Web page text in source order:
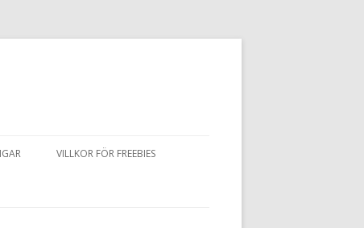
VILLKOR FÖR FREEBIES